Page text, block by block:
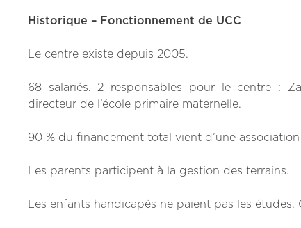
Historique – Fonctionnement de UCC
Le centre existe depuis 2005.
68 salariés. 2 responsables pour le centre :
directeur de l’école primaire maternelle.
90 % du financement total vient d’une
Les parents participent à la gestion des terrains.
Les enfants handicapés ne paient pas les études.